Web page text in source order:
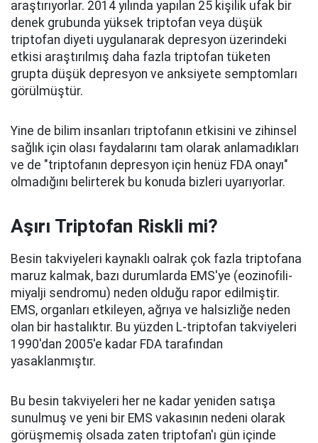
araştırıyorlar. 2014 yılında yapılan 25 kişilik ufak bir
denek grubunda yüksek triptofan veya düşük
triptofan diyeti uygulanarak depresyon üzerindeki
etkisi araştırılmış daha fazla triptofan tüketen
grupta düşük depresyon ve anksiyete semptomları
görülmüştür.
Yine de bilim insanları triptofanın etkisini ve zihinsel
sağlık için olası faydalarını tam olarak anlamadıkları
ve de "triptofanın depresyon için henüz FDA onayı"
olmadığını belirterek bu konuda bizleri uyarıyorlar.
Aşırı Triptofan Riskli mi?
Besin takviyeleri kaynaklı oalrak çok fazla triptofana
maruz kalmak, bazı durumlarda EMS'ye (eozinofili-
miyalji sendromu) neden olduğu rapor edilmiştir.
EMS, organları etkileyen, ağrıya ve halsizliğe neden
olan bir hastalıktır. Bu yüzden L-triptofan takviyeleri
1990'dan 2005'e kadar FDA tarafından
yasaklanmıştır.
Bu besin takviyeleri her ne kadar yeniden satışa
sunulmuş ve yeni bir EMS vakasının nedeni olarak
görüşmemiş olsada zaten triptofan'ı gün içinde